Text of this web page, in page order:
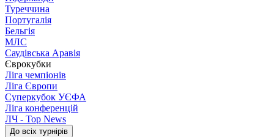
Туреччина
Португалія
Бельгія
МЛС
Саудівська Аравія
Єврокубки
Ліга чемпіонів
Ліга Європи
Суперкубок УЄФА
Ліга конференцій
ЛЧ - Top News
До всіх турнірів